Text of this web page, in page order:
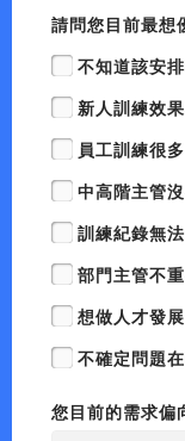
請問您目前最想
不知道該安
新人訓練效
員工訓練很
中高階主管
訓練紀錄無
部門主管不
想做人才發
不確定問題
您目前的需求偏